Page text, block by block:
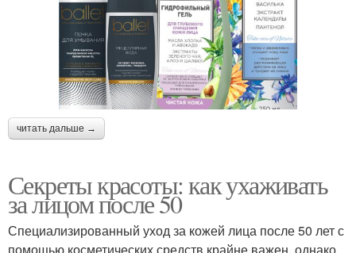
читать дальше →
Секреты красоты: как ухаживать
за лицом после 50
Специализированный уход за кожей лица после 50 лет с